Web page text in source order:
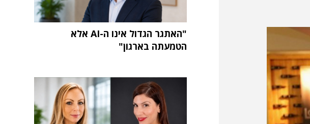
"האתגר הגדול אינו ה-AI אלא
הטמעתה בארגון"